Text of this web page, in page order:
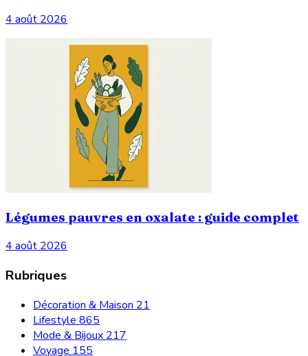
4 août 2026
Légumes pauvres en oxalate : guide complet
4 août 2026
Rubriques
Décoration & Maison 21
Lifestyle 865
Mode & Bijoux 217
Voyage 155